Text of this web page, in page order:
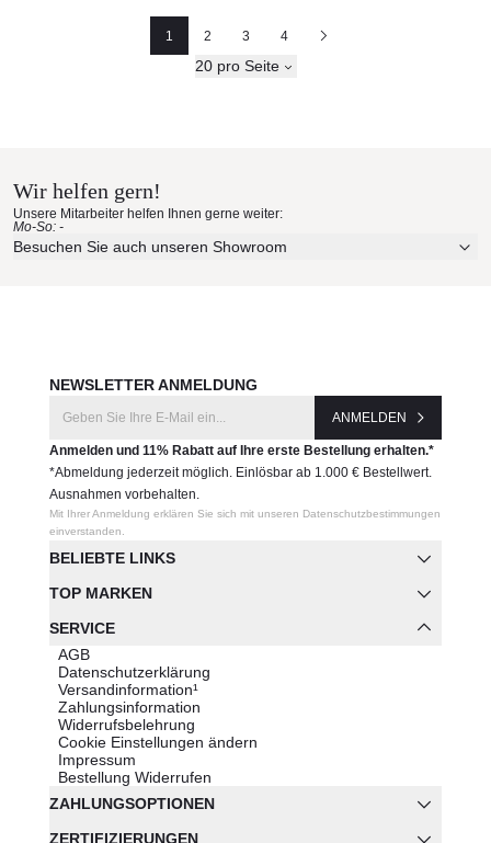
Seite
1
Seite
2
Seite
3 4
Nächste
20 pro Seite
Wir helfen gern!
Unsere Mitarbeiter helfen Ihnen gerne weiter:
Mo-So: -
Besuchen Sie auch unseren Showroom
BELIEBTE LINKS
TOP MARKEN
SERVICE
AGB
Datenschutzerklärung
Versandinformation¹
Zahlungsinformation
Widerrufsbelehrung
Cookie Einstellungen ändern
Impressum
Bestellung Widerrufen
NEWSLETTER ANMELDUNG
ANMELDEN
Anmelden und 11% Rabatt auf Ihre erste Bestellung erhalten.*
*Abmeldung jederzeit möglich. Einlösbar ab 1.000 € Bestellwert.
Ausnahmen vorbehalten.
Mit Ihrer Anmeldung erklären Sie sich mit unseren Datenschutzbestimmungen
einverstanden.
ZAHLUNGSOPTIONEN
ZERTIFIZIERUNGEN